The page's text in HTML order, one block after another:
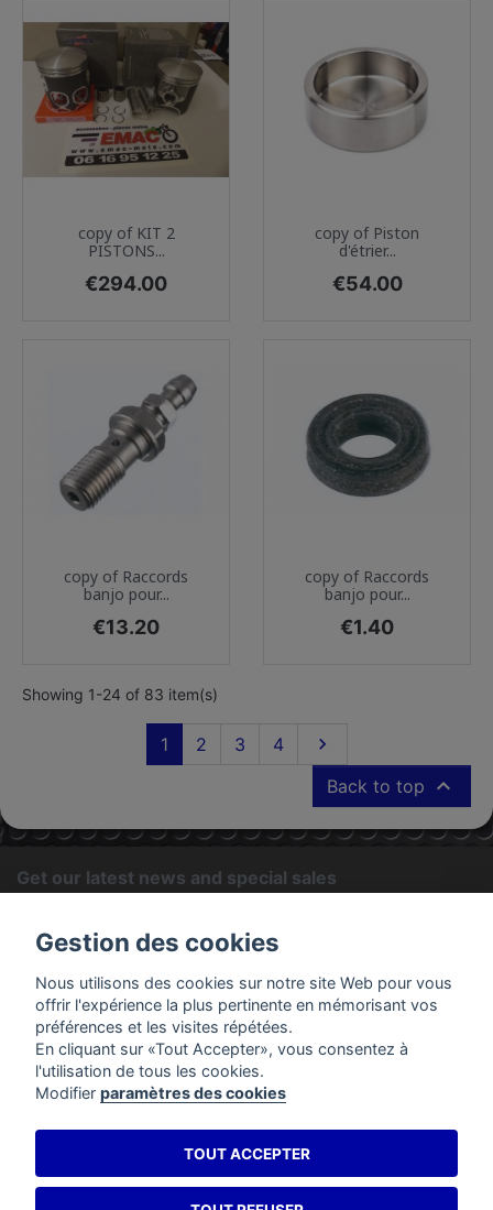
copy of KIT 2
PISTONS...
Price
€294.00
copy of Piston
d'étrier...
Price
€54.00
copy of Raccords
banjo pour...
Price
€13.20
copy of Raccords
banjo pour...
Price
€1.40
Showing 1-24 of 83 item(s)
1 2 3 4 Next

Back to top 
Get our latest news and special sales
find our contact info in the legal notice.
PRODUCTS
STORE INFORMATION
Gestion des cookies
Nous utilisons des cookies sur notre site Web pour vous
offrir l'expérience la plus pertinente en mémorisant vos
préférences et les visites répétées.
En cliquant sur «Tout Accepter», vous consentez à
l'utilisation de tous les cookies.
Modifier paramètres des cookies
TOUT ACCEPTER